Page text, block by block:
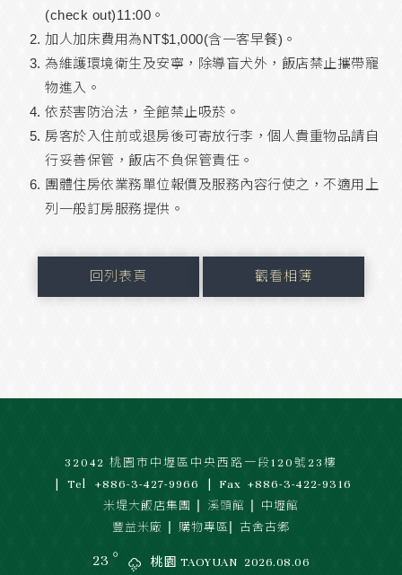
(check out)11:00。
加人加床費用為NT$1,000(含一客早餐)。
為維護環境衛生及安寧，除導盲犬外，飯店禁止攜帶寵
物進入。
依菸害防治法，全館禁止吸菸。
房客於入住前或退房後可寄放行李，個人貴重物品請自
行妥善保管，飯店不負保管責任。
團體住房依業務單位報價及服務內容行使之，不適用上
列一般訂房服務提供。
回列表頁 觀看相簿
32042 桃園市中壢區中央西路一段120號23樓
Tel +886-3-427-9966 Fax +886-3-422-9316
米堤大飯店集團 | 溪頭館 |
中壢館
豐益米廠
| 購物專區| 古舍古鄉
23 ◦ 桃園 TAOYUAN 2026.08.06